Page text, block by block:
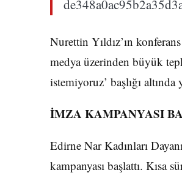
Nurettin Yıldız’ın
medya üzerinden büyük
istemiyoruz’ başlığı
İMZA KAMPANYASI
Edirne Nar Kadınları
kampanyası başlattı. Kısa